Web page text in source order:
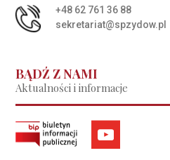
+48 62 761 36 88
sekretariat@spzydow.pl
BĄDŹ Z NAMI
Aktualności i informacje